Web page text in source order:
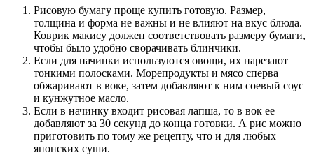
Рисовую бумагу проще купить готовую. Размер,
толщина и форма не важны и не влияют на вкус блюда.
Коврик макису должен соответствовать размеру бумаги,
чтобы было удобно сворачивать блинчики.
Если для начинки используются овощи, их нарезают
тонкими полосками. Морепродукты и мясо сперва
обжаривают в воке, затем добавляют к ним соевый соус
и кунжутное масло.
Если в начинку входит рисовая лапша, то в вок ее
добавляют за 30 секунд до конца готовки. А рис можно
приготовить по тому же рецепту, что и для любых
японских суши.